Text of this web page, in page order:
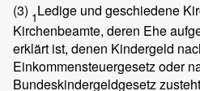
(3) 1Ledige und geschiedene
Kirchenbeamte, deren Ehe
erklärt ist, denen Kindergeld
Einkommensteuergesetz oder
Bundeskindergeldgesetz